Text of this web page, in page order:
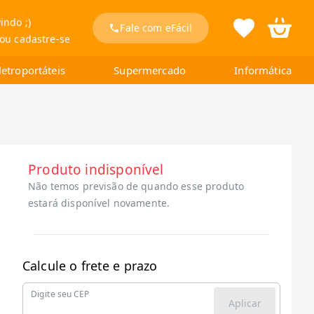
;)
cadastre-se
Fale com eFácil
Supermercado Informática
Produto indisponível
Não temos previsão de quando esse produto
estará disponível novamente.
Calcule o frete e prazo
Digite seu CEP
Aplicar